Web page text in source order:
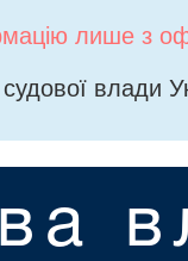
лише з
влади